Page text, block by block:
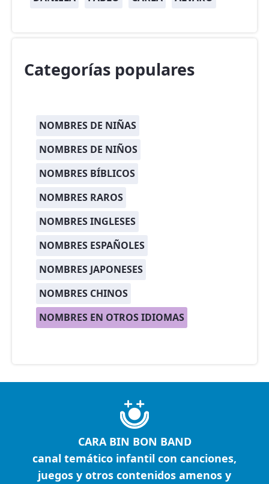
Categorías populares
NOMBRES DE NIÑAS
NOMBRES DE NIÑOS
NOMBRES BÍBLICOS
NOMBRES RAROS
NOMBRES INGLESES
NOMBRES ESPAÑOLES
NOMBRES JAPONESES
NOMBRES CHINOS
NOMBRES EN OTROS IDIOMAS
CARA BIN BON BAND
canal temático infantil con canciones,
juegos y otros contenidos amenos y